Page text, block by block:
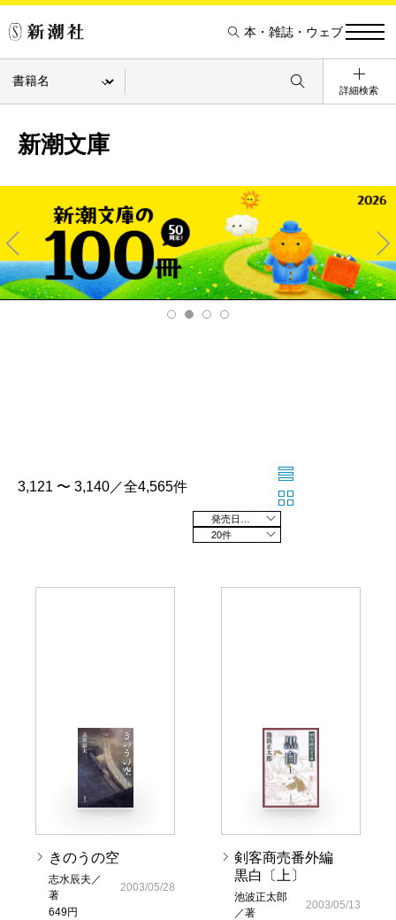
本・雑誌・ウェブ
詳細検索
新潮文庫
Pre
v
Ne
xt
3,121 〜 3,140／全4,565件
20件
きのうの空
志水辰夫／
著
649円
2003/05/28
剣客商売番外編
黒白〔上〕
池波正太郎
／著
2003/05/13